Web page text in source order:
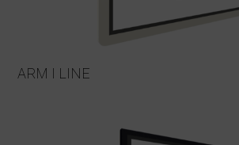
ARM I LINE